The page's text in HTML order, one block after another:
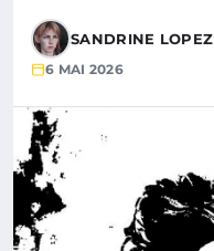
SANDRINE LOPEZ
6 MAI 2026